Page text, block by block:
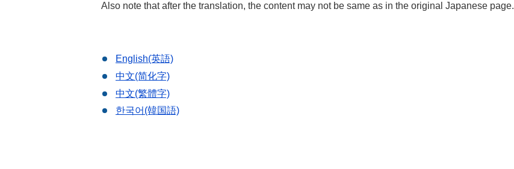
Also note that after the translation, the content may not be same as in the original Japanese page.
English(英語)
中文(简化字)
中文(繁體字)
한국어(韓国語)